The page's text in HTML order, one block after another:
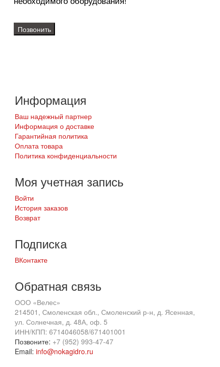
Позвонить
Информация
Ваш надежный партнер
Информация о доставке
Гарантийная политика
Оплата товара
Политика конфиденциальности
Моя учетная запись
Войти
История заказов
Возврат
Подписка
ВКонтакте
Обратная связь
ООО «Велес»
214501, Смоленская обл., Смоленский р-н, д. Ясенная,
ул. Солнечная, д. 48А, оф. 5
ИНН/КПП: 6714046058/671401001
Позвоните: +7 (952) 993-47-47
Email: info@nokagidro.ru